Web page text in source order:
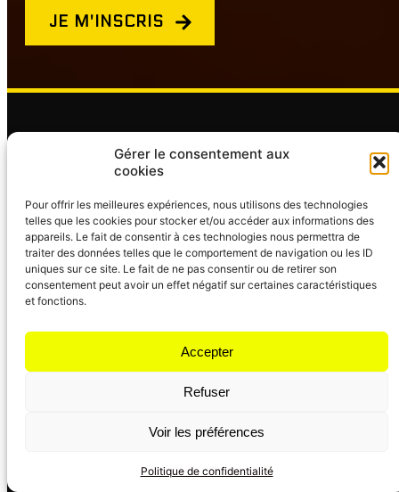
Gérer le consentement aux
cookies
Pour offrir les meilleures expériences, nous utilisons des technologies
telles que les cookies pour stocker et/ou accéder aux informations des
appareils. Le fait de consentir à ces technologies nous permettra de
traiter des données telles que le comportement de navigation ou les ID
uniques sur ce site. Le fait de ne pas consentir ou de retirer son
consentement peut avoir un effet négatif sur certaines caractéristiques
et fonctions.
Accepter
Refuser
Voir les préférences
Politique de confidentialité
JE M'INSCRIS
Formation DJ, cours DJ en ligne
Formation DJ est la destination ultime pour tout
lancer sa carrière de DJ. Avec une variété de
formations en ligne allant de l’initiation à la maîtrise
professionnelle, nos programmes sont conçus pour
te guider pas à pas dans l’art du DJing. Que tu
cherches à animer des soirées, trouver des clients,
ou simplement explorer le monde du DJing, nos
de progresser rapidement et de commencer à
générer des revenus avec tes premiers contrats.
Rejoins notre communauté engagée pour partager,
apprendre et créer avec passion.
Nous contacter
Tu as la moindre question, tu souhaites un
renseignement ? Nous sommes à ton écoute.
N’hésite pas à nous contacter, nous te répondrons